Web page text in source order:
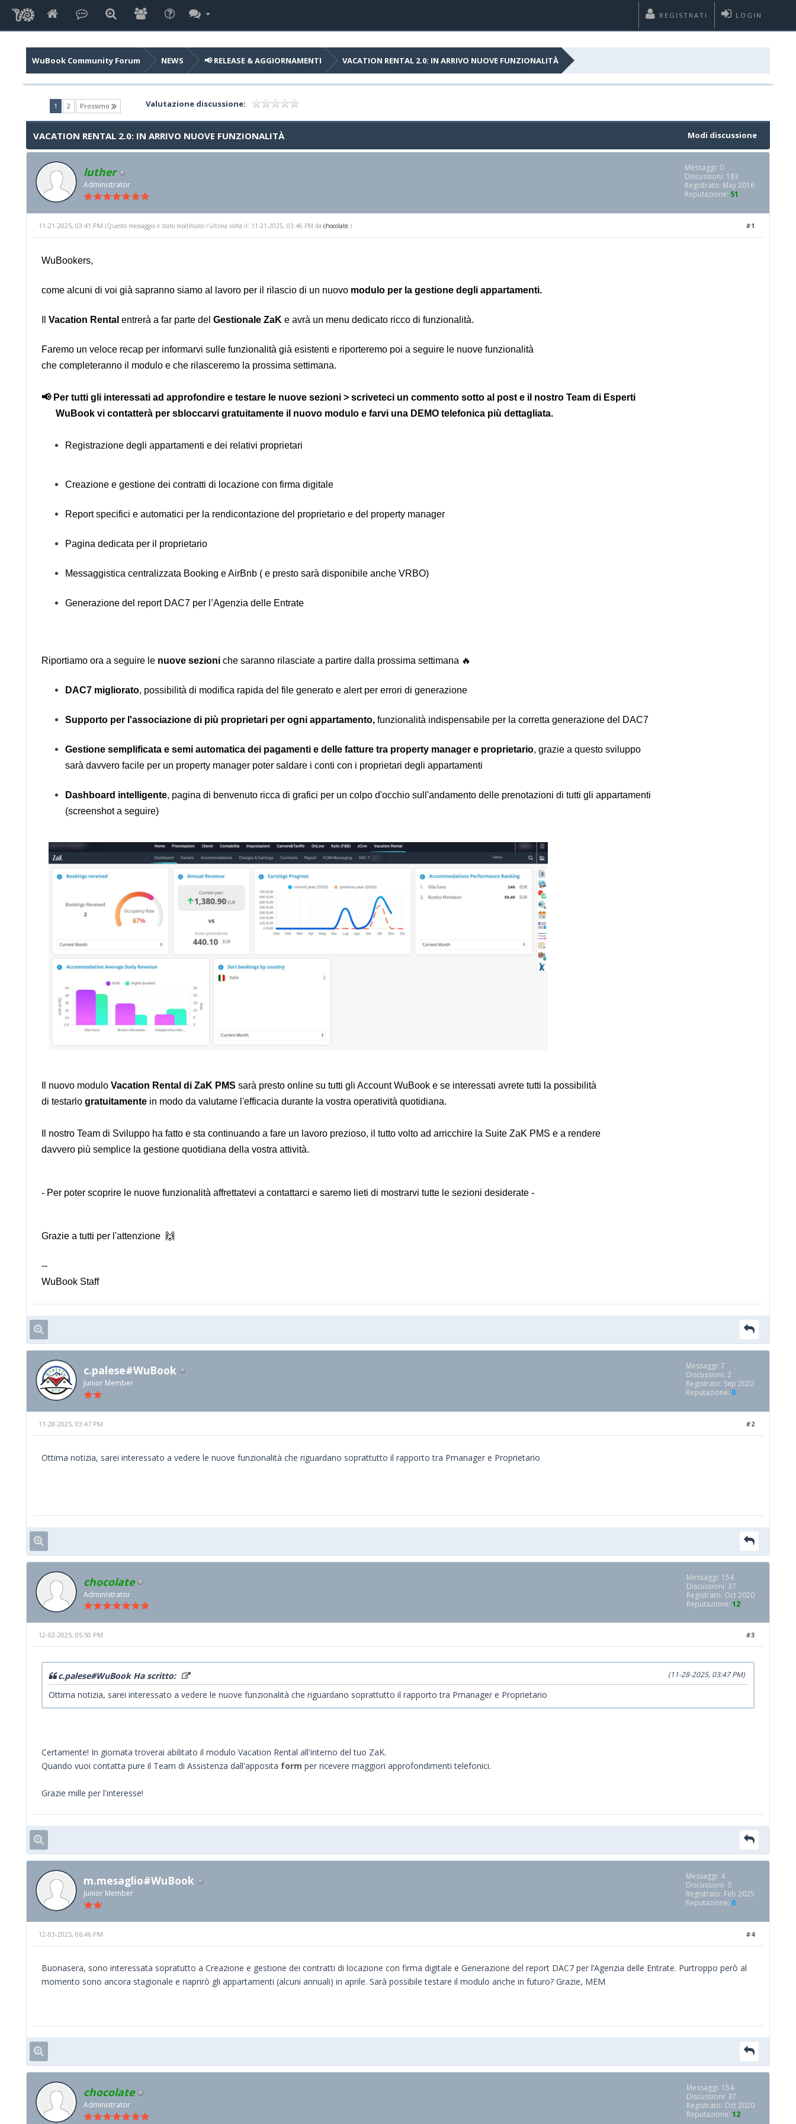
LOGIN
REGISTRATI
WuBook Community Forum NEWS 📢 RELEASE & AGGIORNAMENTI VACATION RENTAL 2.0: IN ARRIVO NUOVE FUNZIONALITÀ
1 (current)
2 Prossimo Valutazione discussione:
Modi discussione
VACATION RENTAL 2.0: IN ARRIVO NUOVE FUNZIONALITÀ
luther
Administrator
Messaggi: 0
Discussioni: 183
Registrato: May 2016
Reputazione: 51
#1
11-21-2025, 03:41 PM (Questo messaggio è stato modificato l'ultima volta il: 11-21-2025, 03:46 PM da chocolate .)
WuBookers,
come alcuni di voi già sapranno siamo al lavoro per il rilascio di un nuovo modulo per la gestione degli appartamenti.
Vacation Rental entrerà a far parte del Gestionale ZaK e avrà un menu dedicato ricco di funzionalità.
Faremo un veloce recap per informarvi sulle funzionalità già esistenti e riporteremo poi a seguire le nuove funzionalità
che completeranno il modulo e che rilasceremo la prossima settimana.
📢 Per tutti gli interessati ad approfondire e testare le nuove sezioni > scriveteci un commento sotto al post e il nostro Team di Esperti
WuBook vi contatterà per sbloccarvi gratuitamente il nuovo modulo e farvi una DEMO telefonica più dettagliata.
Registrazione degli appartamenti e dei relativi proprietari
Creazione e gestione dei contratti di locazione con firma digitale
Report specifici e automatici per la rendicontazione del proprietario e del property manager
Pagina dedicata per il proprietario
Messaggistica centralizzata Booking e AirBnb ( e presto sarà disponibile anche VRBO)
Generazione del report DAC7 per l’Agenzia delle Entrate
Riportiamo ora a seguire le nuove sezioni che saranno rilasciate a partire dalla prossima settimana 🔥
DAC7 migliorato, possibilità di modifica rapida del file generato e alert per errori di generazione
Supporto per l'associazione di più proprietari per ogni appartamento, funzionalità indispensabile per la corretta generazione del DAC7
Gestione semplificata e semi automatica dei pagamenti e delle fatture tra property manager e proprietario, grazie a questo sviluppo
sarà davvero facile per un property manager poter saldare i conti con i proprietari degli appartamenti
Dashboard intelligente, pagina di benvenuto ricca di grafici per un colpo d'occhio sull'andamento delle prenotazioni di tutti gli appartamenti
(screenshot a seguire)
Il nuovo modulo Vacation Rental di ZaK PMS sarà presto online su tutti gli Account WuBook e se interessati avrete tutti la possibilità
di testarlo gratuitamente in modo da valutarne l'efficacia durante la vostra operatività quotidiana.
Il nostro Team di Sviluppo ha fatto e sta continuando a fare un lavoro prezioso, il tutto volto ad arricchire la Suite ZaK PMS e a rendere
davvero più semplice la gestione quotidiana della vostra attività.
- Per poter scoprire le nuove funzionalità affrettatevi a contattarci e saremo lieti di mostrarvi tutte le sezioni desiderate -
Grazie a tutti per l'attenzione 🙌
--
WuBook Staff
c.palese#WuBook
Junior Member
Messaggi: 7
Discussioni: 2
Registrato: Sep 2022
Reputazione: 0
#2
11-28-2025, 03:47 PM
Ottima notizia, sarei interessato a vedere le nuove funzionalità che riguardano soprattutto il rapporto tra Pmanager e Proprietario
chocolate
Administrator
Messaggi: 154
Discussioni: 37
Registrato: Oct 2020
Reputazione: 12
#3
12-02-2025, 05:50 PM
(11-28-2025, 03:47 PM)
c.palese#WuBook Ha scritto:
Ottima notizia, sarei interessato a vedere le nuove funzionalità che riguardano soprattutto il rapporto tra Pmanager e Proprietario
Certamente! In giornata troverai abilitato il modulo Vacation Rental all'interno del tuo ZaK.
Quando vuoi contatta pure il Team di Assistenza dall'apposita form per ricevere maggiori approfondimenti telefonici.
Grazie mille per l'interesse!
m.mesaglio#WuBook
Junior Member
Messaggi: 4
Discussioni: 0
Registrato: Feb 2025
Reputazione: 0
#4
12-03-2025, 06:46 PM
Buonasera, sono interessata sopratutto a Creazione e gestione dei contratti di locazione con firma digitale e Generazione del report DAC7 per l’Agenzia delle Entrate. Purtroppo però al
momento sono ancora stagionale e riaprirò gli appartamenti (alcuni annuali) in aprile. Sarà possibile testare il modulo anche in futuro? Grazie, MEM
chocolate
Administrator
Messaggi: 154
Discussioni: 37
Registrato: Oct 2020
Reputazione: 12